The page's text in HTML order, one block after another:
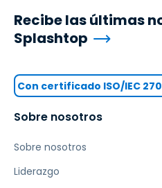
Sobre nosotros
Sobre nosotros
Liderazgo
Recibe las últimas
Splashtop
Con certificado ISO/IEC